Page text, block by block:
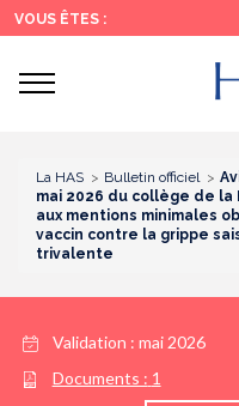
Recherche
Menu
principal
Contenu
principal
VOUS ÊTES :
Ouvrir
La HAS Bulletin officiel
mai 2026 du collège de
aux mentions minimales
vaccin contre la grippe
trivalente
Validation : mai 2026
Documents : 1